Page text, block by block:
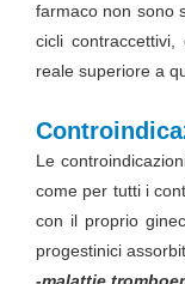
farmaco non sono
cicli
reale superiore a
Le
come per tutti i
con il proprio
progestinici